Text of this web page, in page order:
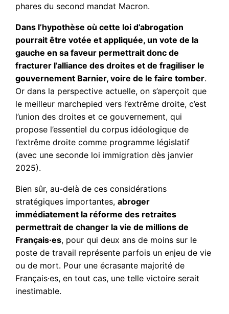
phares du second mandat Macron.
Dans l’hypothèse où cette loi d’abrogation
pourrait être votée et appliquée, un vote de la
gauche en sa faveur permettrait donc de
fracturer l’alliance des droites et de fragiliser le
gouvernement Barnier, voire de le faire tomber.
Or dans la perspective actuelle, on s’aperçoit que
le meilleur marchepied vers l’extrême droite, c’est
l’union des droites et ce gouvernement, qui
propose l’essentiel du corpus idéologique de
l’extrême droite comme programme législatif
(avec une seconde loi immigration dès janvier
2025).
Bien sûr, au-delà de ces considérations
stratégiques importantes,abroger
immédiatement la réforme des retraites
permettrait de changer la vie de millions de
Français·es, pour qui deux ans de moins sur le
poste de travail représente parfois un enjeu de vie
ou de mort. Pour une écrasante majorité de
Français·es, en tout cas, une telle victoire serait
inestimable.